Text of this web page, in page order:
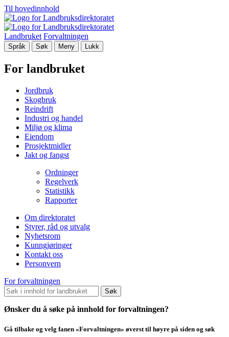
Til hovedinnhold
Landbruket Forvaltningen
Språk Søk Meny Lukk
For landbruket
Jordbruk
Skogbruk
Reindrift
Industri og handel
Miljø og klima
Eiendom
Prosjektmidler
Jakt og fangst
Ordninger
Regelverk
Statistikk
Rapporter
Om direktoratet
Styrer, råd og utvalg
Nyhetsrom
Kunngjøringer
Kontakt oss
Personvern
For forvaltningen
Søk
Ønsker du å søke på innhold for forvaltningen?
Gå tilbake og velg fanen «Forvaltningen» øverst til høyre på siden og søk